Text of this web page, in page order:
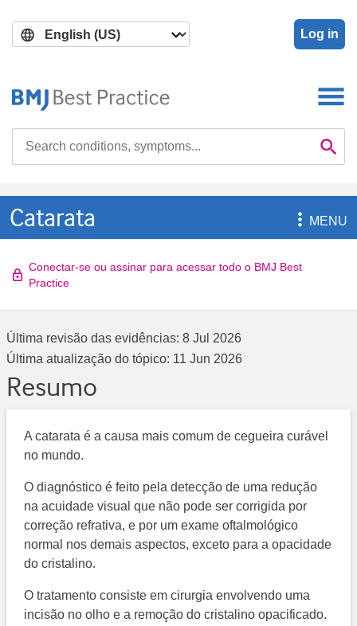
main
search
Log in

Catarata MENU
Conectar-se ou assinar para acessar todo o BMJ Best
Practice
Última revisão das evidências: 8 Jul 2026
Última atualização do tópico: 11 Jun 2026
Resumo
A catarata é a causa mais comum de cegueira curável
no mundo.
O diagnóstico é feito pela detecção de uma redução
na acuidade visual que não pode ser corrigida por
correção refrativa, e por um exame oftalmológico
normal nos demais aspectos, exceto para a opacidade
do cristalino.
O tratamento consiste em cirurgia envolvendo uma
incisão no olho e a remoção do cristalino opacificado.